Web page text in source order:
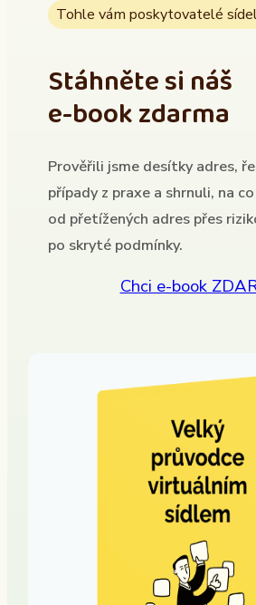
Tohle vám poskytovatelé
Stáhněte si náš
e-book zdarma
Prověřili jsme desítky adres,
případy z praxe a shrnuli, na
od přetížených adres přes
po skryté podmínky.
Chci e-book